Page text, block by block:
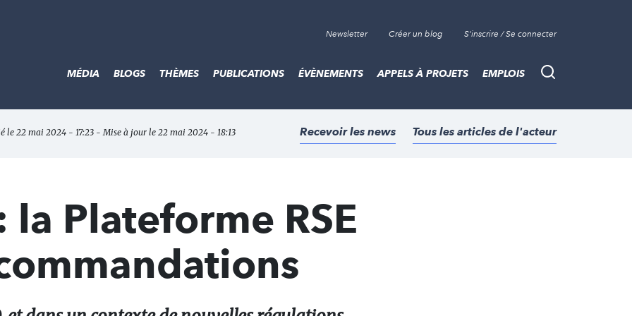
Newsletter Créer un blog S'inscrire / Se connecter
Recherche
MÉDIA BLOGS THÈMES PUBLICATIONS ÉVÈNEMENTS APPELS À PROJETS EMPLOIS
le 22 mai 2024 - 17:23 - Mise à jour le 22 mai 2024 - 18:13 Recevoir les news Tous les articles de l'acteur
la Plateforme RSE